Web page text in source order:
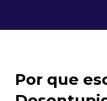
Por que